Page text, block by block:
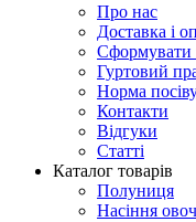
Про нас
Доставка і
Сформувати
Гуртовий
Норма
Контакти
Відгуки
Статті
Каталог товарів
Полуниця
Насіння